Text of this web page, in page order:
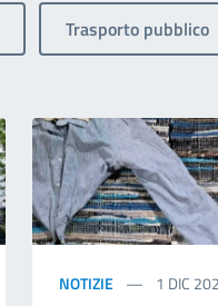
Trasporto pubblico
NOTIZIE 1 DIC